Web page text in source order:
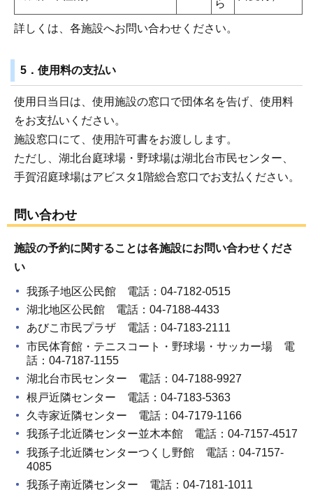
ら
詳しくは、各施設へお問い合わせください。
5．使用料の支払い
使用日当日は、使用施設の窓口で団体名を告げ、使用料
をお支払いください。
施設窓口にて、使用許可書をお渡しします。
ただし、湖北台庭球場・野球場は湖北台市民センター、
手賀沼庭球場はアビスタ1階総合窓口でお支払ください。
問い合わせ
施設の予約に関することは各施設にお問い合わせくださ
い
我孫子地区公民館 電話：04-7182-0515
湖北地区公民館 電話：04-7188-4433
あびこ市民プラザ 電話：04-7183-2111
市民体育館・テニスコート・野球場・サッカー場 電
話：04-7187-1155
湖北台市民センター 電話：04-7188-9927
根戸近隣センター 電話：04-7183-5363
久寺家近隣センター 電話：04-7179-1166
我孫子北近隣センター並木本館 電話：04-7157-4517
我孫子北近隣センターつくし野館 電話：04-7157-
4085
我孫子南近隣センター 電話：04-7181-1011